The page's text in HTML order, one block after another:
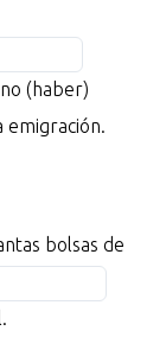
(haber)
in
of
11
emigración.
bolsas de